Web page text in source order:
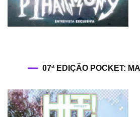
07ª EDIÇÃO POCKET: